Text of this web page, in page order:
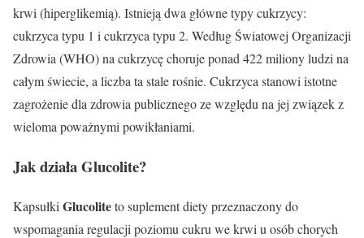
krwi (hiperglikemią). Istnieją dwa główne typy cukrzycy:
cukrzyca typu 1 i cukrzyca typu 2. Według Światowej Organizacji
Zdrowia (WHO) na cukrzycę choruje ponad 422 miliony ludzi na
całym świecie, a liczba ta stale rośnie. Cukrzyca stanowi istotne
zagrożenie dla zdrowia publicznego ze względu na jej związek z
wieloma poważnymi powikłaniami.
Jak działa Glucolite?
Kapsułki Glucoliteto suplement diety przeznaczony do
wspomagania regulacji poziomu cukru we krwi u osób chorych